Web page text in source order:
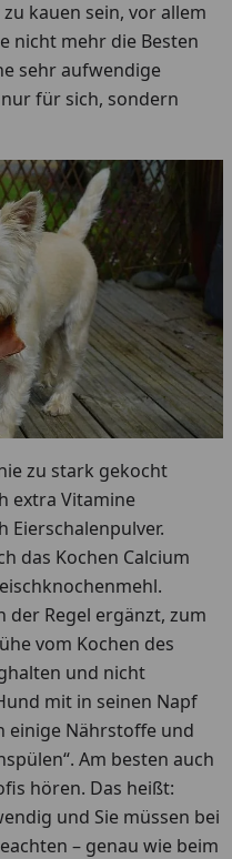
kauen sein, vor allem
nicht mehr die Besten
sehr aufwendige
für sich, sondern
zu stark gekocht
extra Vitamine
Eierschalenpulver.
das Kochen Calcium
der Regel ergänzt, zum
vom Kochen des
und nicht
mit in seinen Napf
einige Nährstoffe und
Am besten auch
hören. Das heißt:
und Sie müssen bei
– genau wie beim